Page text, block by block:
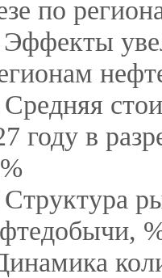
по
году в